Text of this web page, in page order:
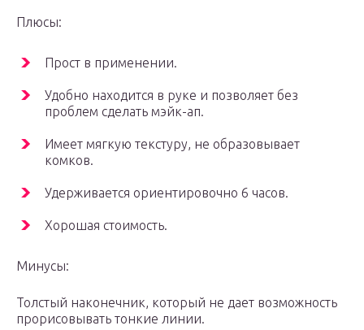
Плюсы:
Прост в применении.
Удобно находится в руке и позволяет без
проблем сделать мэйк-ап.
Имеет мягкую текстуру, не образовывает
комков.
Удерживается ориентировочно 6 часов.
Хорошая стоимость.
Минусы:
Толстый наконечник, который не дает возможность
прорисовывать тонкие линии.